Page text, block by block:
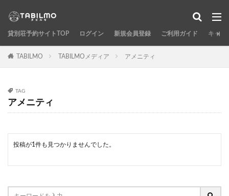
貸別荘予約サイトTOP ログイン 新規会員登録 ご利用ガイド キャン
TABILMO TABILMOメディア アメニティ
TAG
アメニティ
投稿が1件も見つかりませんでした。